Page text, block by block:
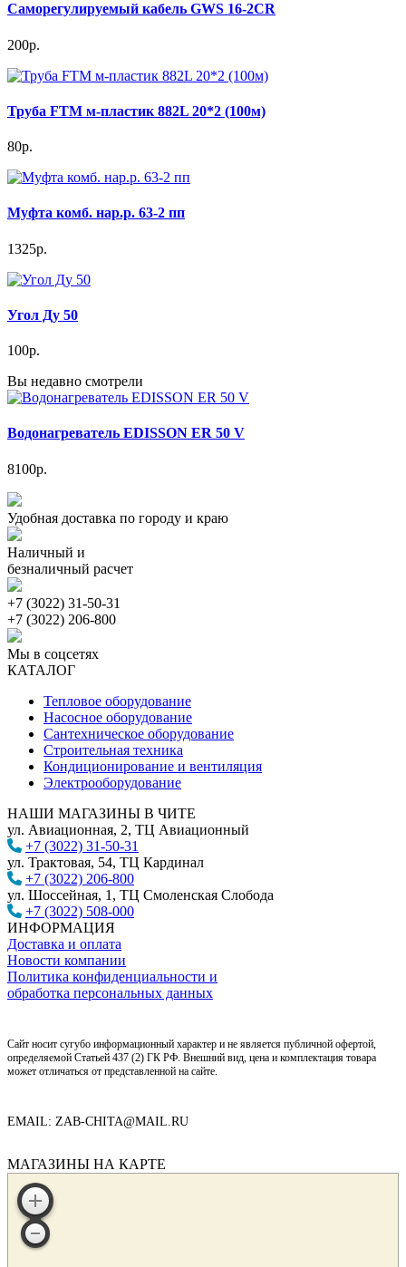
Саморегулируемый кабель GWS 16-2CR
200р.
Труба FTM м-пластик 882L 20*2 (100м)
80р.
Муфта комб. нар.р. 63-2 пп
1325р.
Угол Ду 50
100р.
Вы недавно смотрели
Водонагреватель EDISSON ER 50 V
8100р.
Удобная доставка по городу и краю
Наличный и
безналичный расчет
+7 (3022) 31-50-31
+7 (3022) 206-800
Мы в соцсетях
КАТАЛОГ
Тепловое оборудование
Насосное оборудование
Сантехническое оборудование
Строительная техника
Кондиционирование и вентиляция
Электрооборудование
НАШИ МАГАЗИНЫ В ЧИТЕ
ул. Авиационная, 2, ТЦ Авиационный
+7 (3022) 31-50-31
ул. Трактовая, 54, ТЦ Кардинал
+7 (3022) 206-800
ул. Шоссейная, 1, ТЦ Смоленская Слобода
+7 (3022) 508-000
ИНФОРМАЦИЯ
Доставка и оплата
Новости компании
Политика конфиденциальности и
обработка персональных данных
Сайт носит сугубо информационный характер и не является публичной офертой,
определяемой Статьей 437 (2) ГК РФ. Внешний вид, цена и комплектация товара
может отличаться от представленной на сайте.
EMAIL: ZAB-CHITA@MAIL.RU
МАГАЗИНЫ НА КАРТЕ